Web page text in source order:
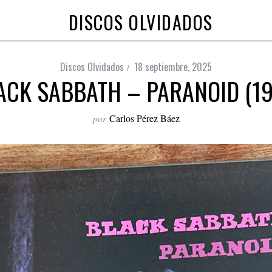
DISCOS OLVIDADOS
Discos Olvidados 18 septiembre, 2025
SABBATH – PARANOID
por Carlos Pérez Báez